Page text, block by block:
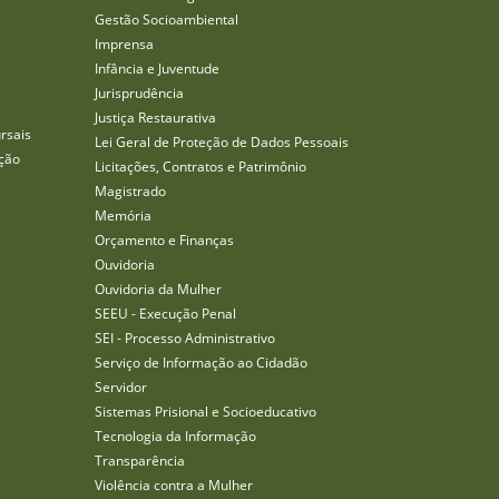
Gestão Socioambiental
Imprensa
Infância e Juventude
Jurisprudência
Justiça Restaurativa
Lei Geral de Proteção de Dados Pessoais
Licitações, Contratos e Patrimônio
Magistrado
Memória
Orçamento e Finanças
Ouvidoria
Ouvidoria da Mulher
SEEU - Execução Penal
SEI - Processo Administrativo
Serviço de Informação ao Cidadão
Servidor
Sistemas Prisional e Socioeducativo
Tecnologia da Informação
Transparência
Violência contra a Mulher